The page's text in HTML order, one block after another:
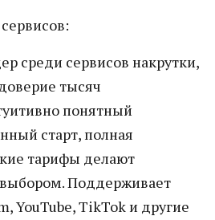
среди сервисов накрутки,
тысяч
понятный
старт, полная
тарифы делают
Поддерживает
YouTube, TikTok и другие